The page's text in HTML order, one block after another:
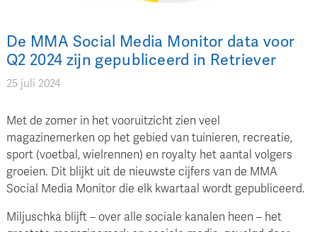
De MMA Social Media Monitor data voor
Q2 2024 zijn gepubliceerd in Retriever
25 juli 2024
Met de zomer in het vooruitzicht zien veel
magazinemerken op het gebied van tuinieren, recreatie,
sport (voetbal, wielrennen) en royalty het aantal volgers
groeien. Dit blijkt uit de nieuwste cijfers van de MMA
Social Media Monitor die elk kwartaal wordt gepubliceerd.
Miljuschka blijft – over alle sociale kanalen heen – het